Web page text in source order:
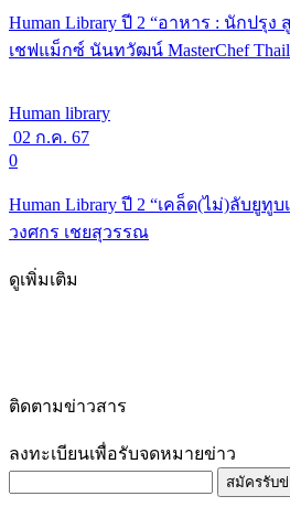
Human Library ปี 2 “อาหาร : นักปรุ
เชฟแม็กซ์ นันทวัฒน์ MasterChef
Human library
02 ก.ค. 67
0
Human Library ปี 2 “เคล็ด(ไม่)ลับยูทู
วงศกร เชยสุวรรณ
ดูเพิ่มเติม
ติดตามข่าวสาร
ลงทะเบียนเพื่อรับจดหมายข่าว
สมัครรับข่